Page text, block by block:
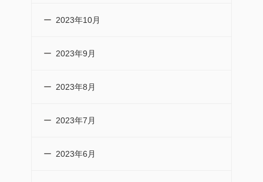
2023年10月
2023年9月
2023年8月
2023年7月
2023年6月